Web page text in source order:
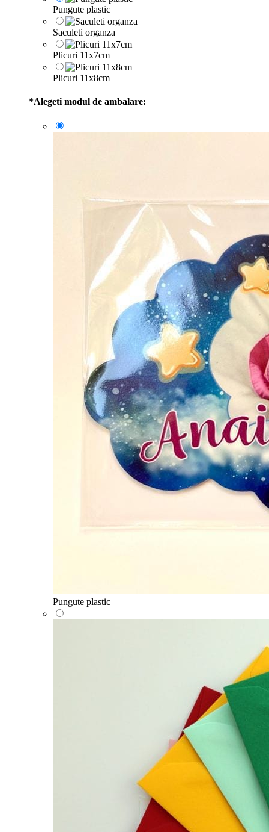
Pungute plastic
Saculeti organza
Plicuri 11x7cm
Plicuri 11x8cm
*Alegeti modul de ambalare:
Pungute plastic